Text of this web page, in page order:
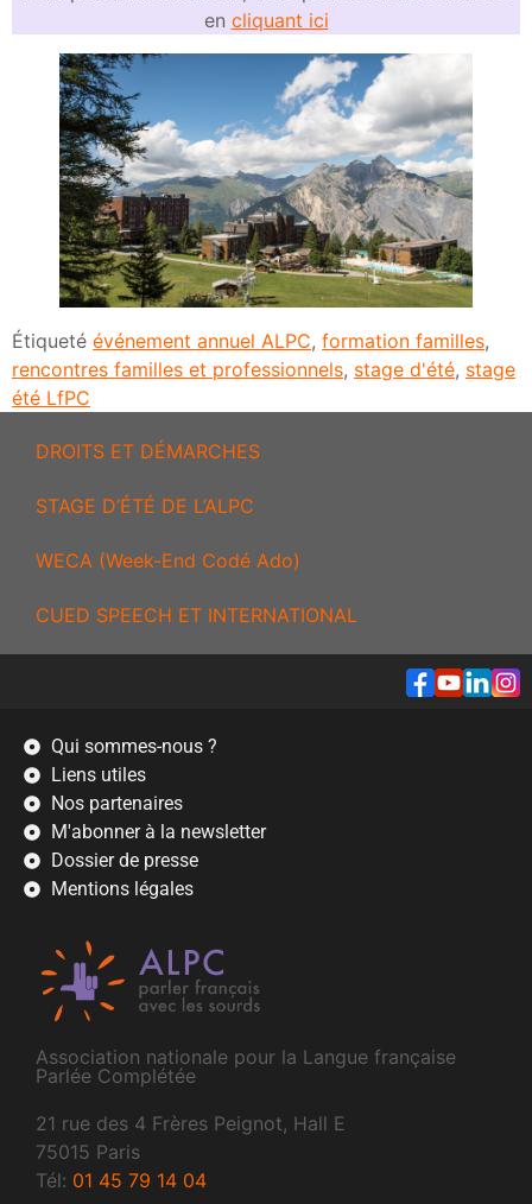
en cliquant ici
Étiqueté événement annuel ALPC, formation familles,
rencontres familles et professionnels, stage d'été, stage
été LfPC
DROITS ET DÉMARCHES
STAGE D’ÉTÉ DE L’ALPC
WECA (Week-End Codé Ado)
CUED SPEECH ET INTERNATIONAL
Association nationale pour la Langue française
Parlée Complétée
21 rue des 4 Frères Peignot, Hall E
75015 Paris
Tél: 01 45 79 14 04
Qui sommes-nous ?
Liens utiles
Nos partenaires
M'abonner à la newsletter
Dossier de presse
Mentions légales